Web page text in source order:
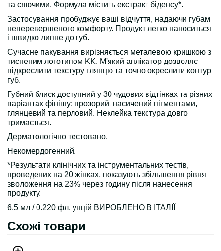
та сяючими. Формула містить екстракт біденсу*.
Застосування пробуджує ваші відчуття, надаючи губам
неперевершеного комфорту. Продукт легко наноситься
і швидко липне до губ.
Сучасне пакування вирізняється металевою кришкою з
тисненим логотипом KK. М'який аплікатор дозволяє
підкреслити текстуру глянцю та точно окреслити контур
губ.
Губний блиск доступний у 30 чудових відтінках та різних
варіантах фінішу: прозорий, насичений пігментами,
глянцевий та перловий. Неклейка текстура довго
тримається.
Дерматологічно тестовано.
Некомердогенний.
*Результати клінічних та інструментальних тестів,
проведених на 20 жінках, показують збільшення рівня
зволоження на 23% через годину після нанесення
продукту.
6.5 мл / 0.220 фл. унцій ВИРОБЛЕНО В ІТАЛІЇ
Схожі товари